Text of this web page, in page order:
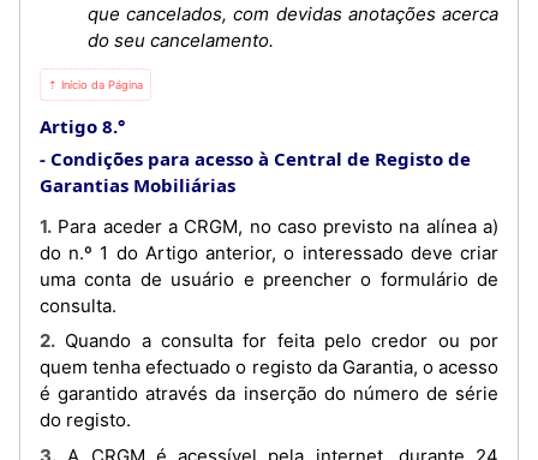
que cancelados, com devidas anotações acerca
do seu cancelamento.
⇡ Início da Página
Artigo 8.°
Condições para acesso à Central de Registo de
Garantias Mobiliárias
1. Para aceder a CRGM, no caso previsto na alínea a)
do n.º 1 do Artigo anterior, o interessado deve criar
uma conta de usuário e preencher o formulário de
consulta.
2. Quando a consulta for feita pelo credor ou por
quem tenha efectuado o registo da Garantia, o acesso
é garantido através da inserção do número de série
do registo.
3. A CRGM é acessível pela internet, durante 24